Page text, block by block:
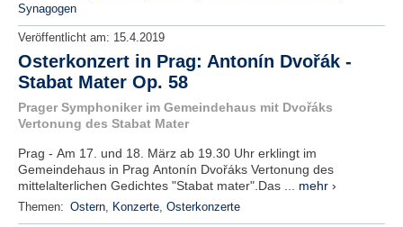
Synagogen
Veröffentlicht am: 15.4.2019
Osterkonzert in Prag: Antonín Dvořák -
Stabat Mater Op. 58
Prager Symphoniker im Gemeindehaus mit Dvořáks
Vertonung des Stabat Mater
Prag - Am 17. und 18. März ab 19.30 Uhr erklingt im
Gemeindehaus in Prag Antonín Dvořáks Vertonung des
mittelalterlichen Gedichtes "Stabat mater".Das ... mehr ›
Themen: Ostern, Konzerte, Osterkonzerte